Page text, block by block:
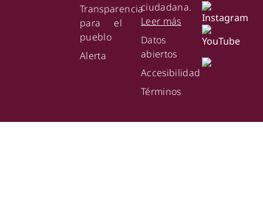
Transparencia
para el
pueblo
Alerta
ciudadana.
Leer más
Datos
abiertos
Accesibilidad
Términos